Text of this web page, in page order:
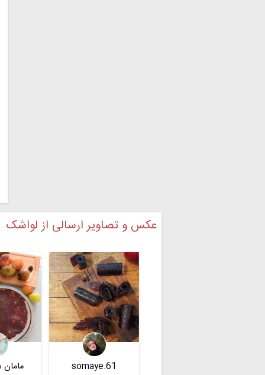
عکس و تصاویر ارسالی از لواشک
somaye.61 مامان